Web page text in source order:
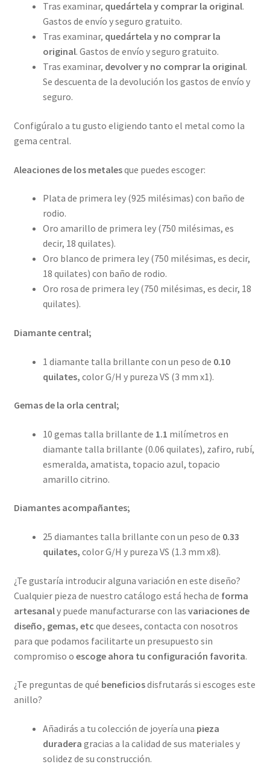
Tras examinar, quedártela y comprar la original.
Gastos de envío y seguro gratuito.
Tras examinar, quedártela y no comprar la
original. Gastos de envío y seguro gratuito.
Tras examinar, devolver y no comprar la original.
Se descuenta de la devolución los gastos de envío y
seguro.
Configúralo a tu gusto eligiendo tanto el metal como la
gema central.
Aleaciones de los metalesque puedes escoger:
Plata de primera ley (925 milésimas) con baño de
rodio.
Oro amarillo de primera ley (750 milésimas, es
decir, 18 quilates).
Oro blanco de primera ley (750 milésimas, es decir,
18 quilates) con baño de rodio.
Oro rosa de primera ley (750 milésimas, es decir, 18
quilates).
Diamante central;
1 diamante talla brillante con un peso de 0.10
quilates, color G/H y pureza VS (3 mm x1).
Gemas de la orla central;
10 gemas talla brillante de 1.1 milímetros en
diamante talla brillante (0.06 quilates), zafiro, rubí,
esmeralda, amatista, topacio azul, topacio
amarillo citrino.
Diamantes acompañantes;
25 diamantes talla brillante con un peso de 0.33
quilates, color G/H y pureza VS (1.3 mm x8).
¿Te gustaría introducir alguna variación en este diseño?
Cualquier pieza de nuestro catálogo está hecha de forma
artesanaly puede manufacturarse con las variaciones de
diseño, gemas, etc que desees, contacta con nosotros
para que podamos facilitarte un presupuesto sin
compromiso o escoge ahora tu configuración favorita.
¿Te preguntas de qué beneficiosdisfrutarás si escoges este
anillo?
Añadirás a tu colección de joyería una pieza
duradera gracias a la calidad de sus materiales y
solidez de su construcción.